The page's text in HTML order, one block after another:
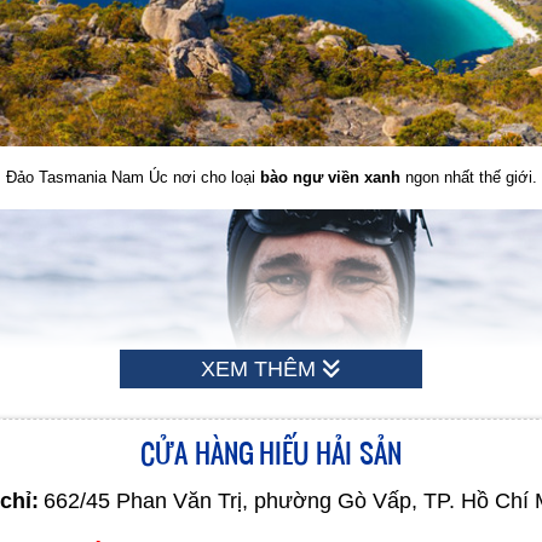
Đảo Tasmania Nam Úc nơi cho loại bào ngư viền xanhngon nhất thế giới.
XEM THÊM
CỬA HÀNG HIẾU HẢI SẢN
662/45 Phan Văn Trị, phường Gò Vấp, TP. Hồ Chí